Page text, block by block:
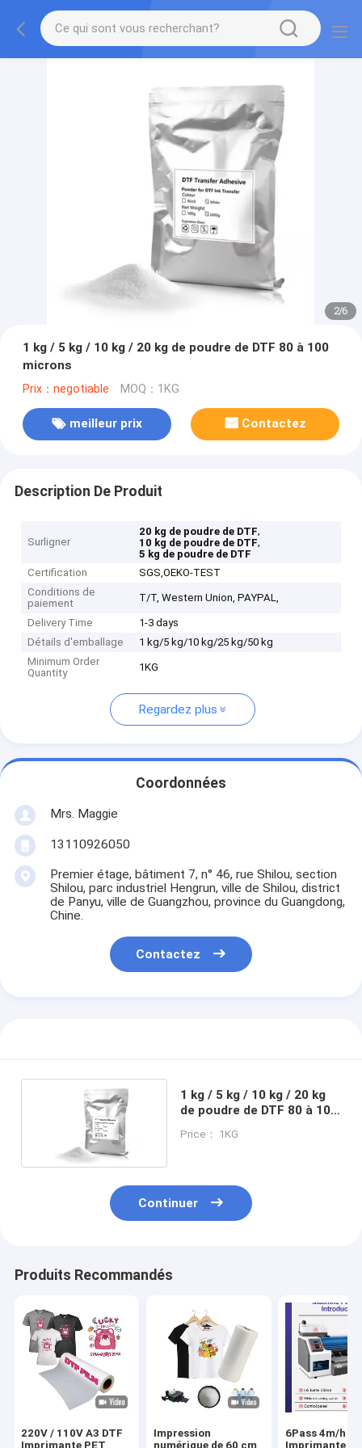
2/6
1 kg / 5 kg / 10 kg / 20 kg de poudre de DTF 80 à 100
microns
Prix：negotiable MOQ：1KG
meilleur prix Contactez
Description De Produit
Surligner
20 kg de poudre de DTF,
10 kg de poudre de DTF,
5 kg de poudre de DTF
Certification
SGS,OEKO-TEST
Conditions de
paiement
T/T, Western Union, PAYPAL,
Delivery Time
1-3 days
Détails d'emballage
1 kg/5 kg/10 kg/25 kg/50 kg
Minimum Order
Quantity
1KG
Regardez plus
Coordonnées
Mrs. Maggie
13110926050
Premier étage, bâtiment 7, n° 46, rue Shilou, section
Shilou, parc industriel Hengrun, ville de Shilou, district
de Panyu, ville de Guangzhou, province du Guangdong,
Chine.
Contactez
1 kg / 5 kg / 10 kg / 20 kg
de poudre de DTF 80 à 100
Price： 1KG
Continuer
Produits Recommandés
220V / 110V A3 DTF
Imprimante PET
Impression
numérique de 60 cm
6Pass 4m/h
Imprimante